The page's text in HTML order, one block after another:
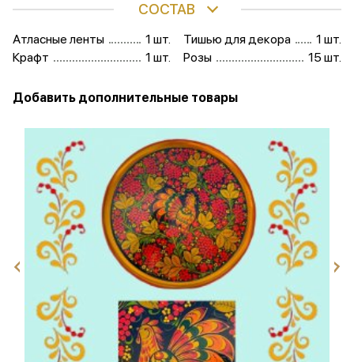
СОСТАВ
Атласные ленты
1 шт.
Крафт
1 шт.
Тишью для декора
1 шт.
Розы
15 шт.
Добавить дополнительные товары